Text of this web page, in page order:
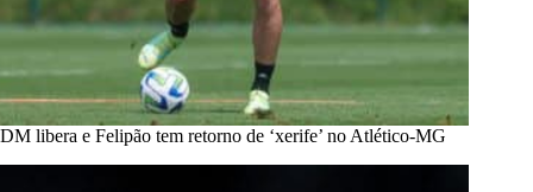
DM libera e Felipão tem retorno de ‘xerife’ no Atlético-MG